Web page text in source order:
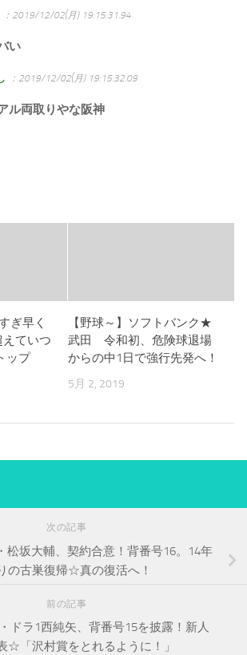
：2019/12/02(月) 19:15:31.94
い
：2019/12/02(月) 19:15:32.09
ル両取りやな阪神
ぎ早く
えていつ
ップ
【野球～】ソフトバンク★
武田 令和初、危険球退場
からの中1日で強行先発へ！
5月 2, 2019
次の記事
松坂大輔、契約合意！背番号16。14年
の古巣復帰☆真の復活へ！
前の記事
ドラ1西純矢、背番号15を披露！新人
☆「沢村賞をとれるように！」